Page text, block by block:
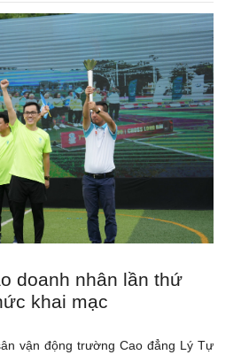
doanh nhân lần thứ
khai mạc
vận động trường Cao đẳng Lý Tự